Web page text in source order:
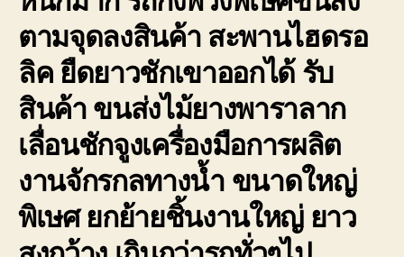
ตามจุดลงสินค้า สะพานไฮดรอ
ลิค ยืดยาวชักเขาออกได้ รับ
สินค้า ขนส่งไม้ยางพาราลาก
เลื่อนชักจูงเครื่องมือการผลิต
งานจักรกลทางน้ำ ขนาดใหญ่
พิเษศ ยกย้ายชิ้นงานใหญ่ ยาว